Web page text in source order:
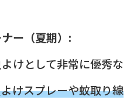
ー（夏期）:
けとして非常に優秀な
けスプレーや蚊取り線